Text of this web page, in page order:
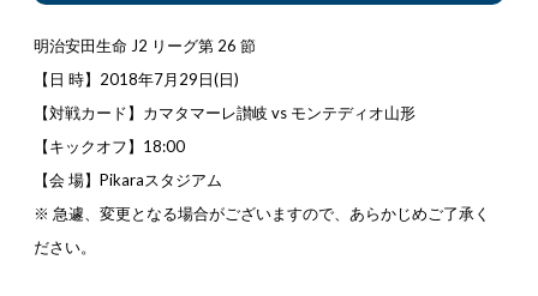
明治安田生命 J2 リーグ第26 節
【日 時】 2018年7月29日(日)
【対戦カード】カマタマーレ讃岐 vs モンテディオ山形
【キックオフ】 18:00
【会場】 Pikaraスタジアム
※ 急遽、変更となる場合がございますので、あらかじめご了承く
ださい。